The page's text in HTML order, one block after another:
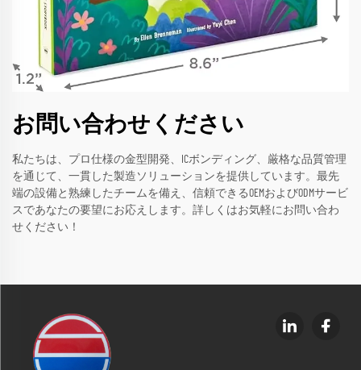
お問い合わせください
私たちは、プロ仕様の金型開発、ICボンディング、厳格な品質管理
を通じて、一貫した製造ソリューションを提供しています。最先
端の設備と熟練したチームを備え、信頼できるOEMおよびODMサービ
スであなたの要望にお応えします。詳しくはお気軽にお問い合わ
せください！